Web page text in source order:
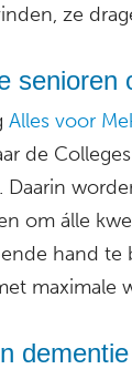
ze
senioren
Alles voor
de
Daarin
om álle
hand te
maximale